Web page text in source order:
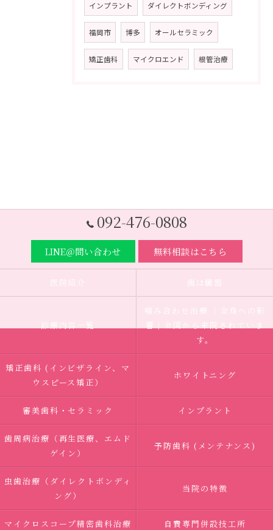
インプラント ダイレクトボンディング
福岡市 博多 オールセラミック
矯正歯科 マイクロエンド 根管治療
092-476-0808
LINE＠問い合わせ 無料相談はこちら
医院紹介 歯は臓器
診療内容一覧
噛み合わせ治療 ｜全身への影
響｜全国から来院されていま
す。
矯正歯科 (インビザライン、マ
ウスピース矯正）
ホワイトニング
審美歯科・セラミック インプラント
歯周病治療（再生医療、エムド
ゲイン）
予防歯科 (メンテナンス)
虫歯治療（ダイレクトボンディ
ング）
当院の特徴
マイクロスコープ精密歯科治療 自費専門併設技工所